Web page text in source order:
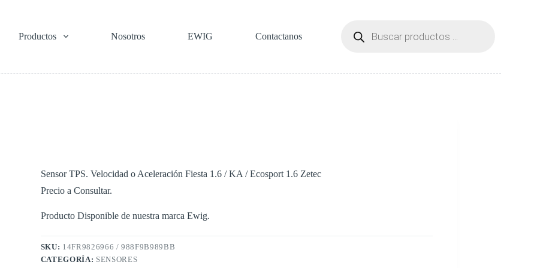
Productos Nosotros EWIG Contactanos
productos
Sensor TPS. Velocidad o Aceleración Fiesta 1.6 / KA / Ecosport 1.6 Zetec
Precio a Consultar.
Producto Disponible de nuestra marca Ewig.
SKU: 14FR9826966 / 988F9B989BB
CATEGORÍA: SENSORES